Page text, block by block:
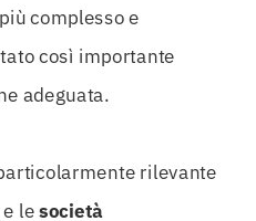
complesso e
così importante
adeguata.
rilevante
e lesocietà